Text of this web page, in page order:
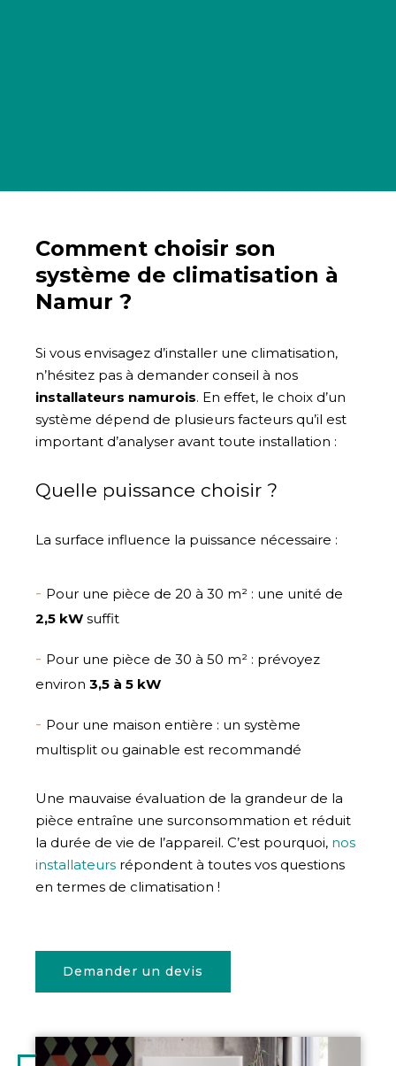
Comment choisir son
système de climatisation à
Namur ?
Si vous envisagez d’installer une climatisation,
n’hésitez pas à demander conseil à nos
installateurs namurois. En effet, le choix d’un
système dépend de plusieurs facteurs qu’il est
important d’analyser avant toute installation :
Quelle puissance choisir ?
La surface influence la puissance nécessaire :
Pour une pièce de 20 à 30 m² : une unité de
2,5 kW suffit
Pour une pièce de 30 à 50 m² : prévoyez
environ 3,5 à 5 kW
Pour une maison entière : un système
multisplit ou gainable est recommandé
Une mauvaise évaluation de la grandeur de la
pièce entraîne une surconsommation et réduit
la durée de vie de l’appareil. C’est pourquoi, nos
installateurs répondent à toutes vos questions
en termes de climatisation !
Demander un devis
Illustration
d'introduction